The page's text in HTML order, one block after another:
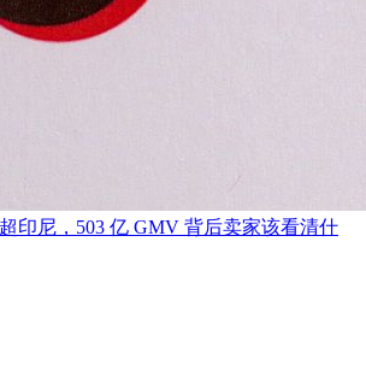
印尼，503 亿 GMV 背后卖家该看清什